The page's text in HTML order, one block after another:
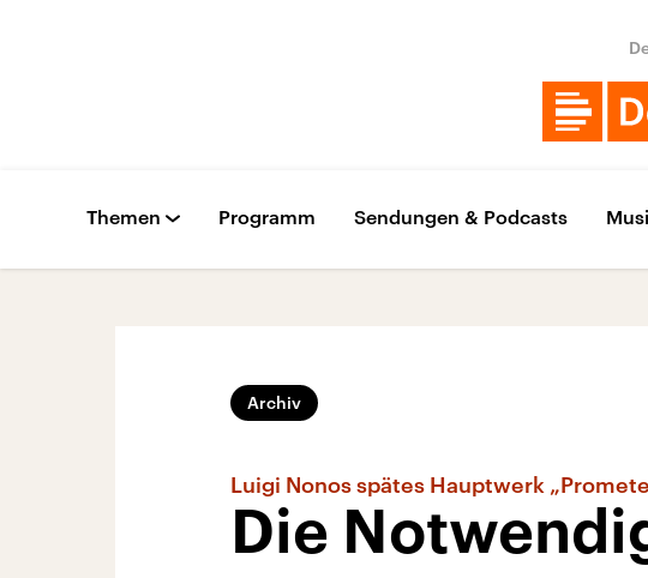
Themen Programm Sendungen & Podcasts
Archiv
Luigi Nonos spätes Hauptwerk
Die